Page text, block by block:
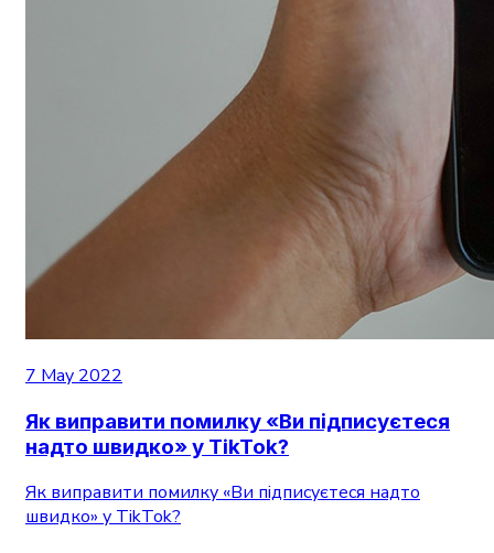
7 May 2022
Як виправити помилку «Ви підписуєтеся
надто швидко» у TikTok?
Як виправити помилку «Ви підписуєтеся надто
швидко» у TikTok?